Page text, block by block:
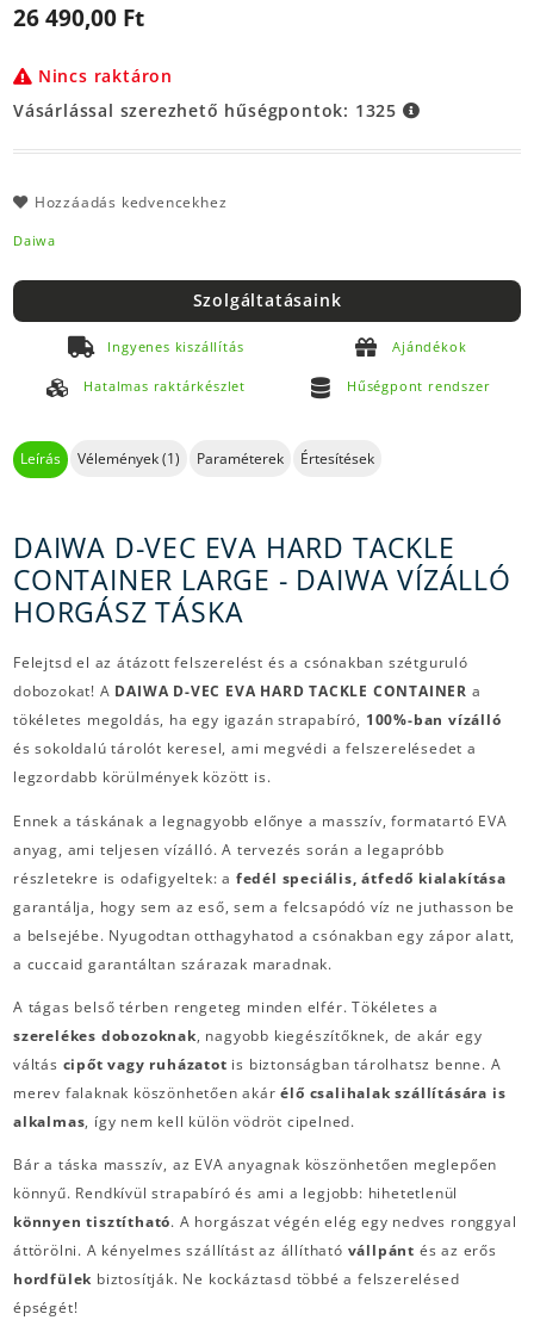
26 490,00 Ft
Nincs raktáron
Vásárlással szerezhető hűségpontok: 1325
Hozzáadás kedvencekhez
Daiwa
Szolgáltatásaink
Ingyenes kiszállítás Ajándékok
Hatalmas raktárkészlet Hűségpont rendszer
Leírás Vélemények (1) Paraméterek Értesítések
DAIWA D-VEC EVA HARD TACKLE
CONTAINER LARGE - DAIWA VÍZÁLLÓ
HORGÁSZ TÁSKA
Felejtsd el az átázott felszerelést és a csónakban szétguruló
dobozokat! A DAIWA D-VEC EVA HARD TACKLE CONTAINER a
tökéletes megoldás, ha egy igazán strapabíró, 100%-ban vízálló
és sokoldalú tárolót keresel, ami megvédi a felszerelésedet a
legzordabb körülmények között is.
Ennek a táskának a legnagyobb előnye a masszív, formatartó EVA
anyag, ami teljesen vízálló. A tervezés során a legapróbb
részletekre is odafigyeltek: a fedél speciális, átfedő kialakítása
garantálja, hogy sem az eső, sem a felcsapódó víz ne juthasson be
a belsejébe. Nyugodtan otthagyhatod a csónakban egy zápor alatt,
a cuccaid garantáltan szárazak maradnak.
A tágas belső térben rengeteg minden elfér. Tökéletes a
szerelékes dobozoknak, nagyobb kiegészítőknek, de akár egy
váltás cipőt vagy ruházatot is biztonságban tárolhatsz benne. A
merev falaknak köszönhetően akárélő csalihalak szállítására is
alkalmas, így nem kell külön vödröt cipelned.
Bár a táska masszív, az EVA anyagnak köszönhetően meglepően
könnyű. Rendkívül strapabíró és ami a legjobb: hihetetlenül
könnyen tisztítható. A horgászat végén elég egy nedves ronggyal
áttörölni. A kényelmes szállítást az állítható vállpánt és az erős
hordfülek biztosítják. Ne kockáztasd többé a felszerelésed
épségét!